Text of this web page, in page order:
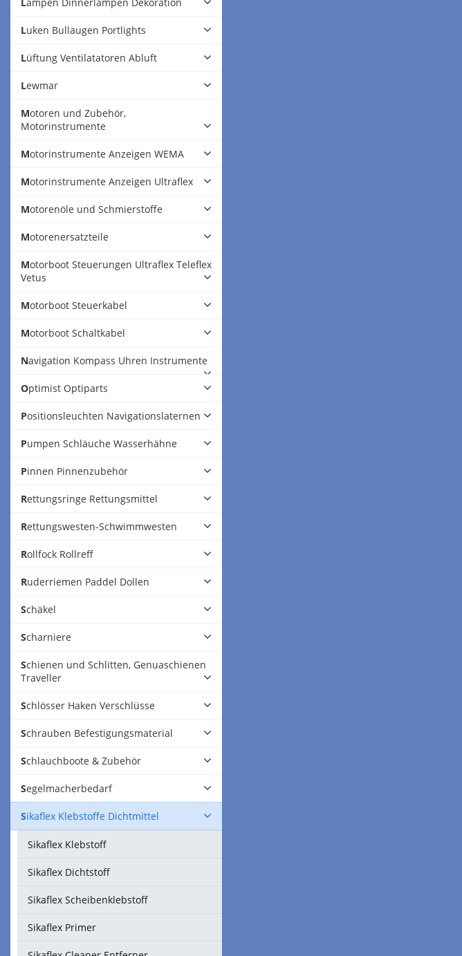
Luken Bullaugen Portlights
Lüftung Ventilatatoren Abluft
Lewmar
Motoren und Zubehör,
Motorinstrumente
Motorinstrumente Anzeigen WEMA
Motorinstrumente Anzeigen Ultraflex
Motorenöle und Schmierstoffe
Motorenersatzteile
Motorboot Steuerungen Ultraflex Teleflex
Vetus
Motorboot Steuerkabel
Motorboot Schaltkabel
Navigation Kompass Uhren Instrumente
Optimist Optiparts
Positionsleuchten Navigationslaternen
Pumpen Schläuche Wasserhähne
Pinnen Pinnenzubehör
Rettungsringe Rettungsmittel
Rettungswesten-Schwimmwesten
Rollfock Rollreff
Ruderriemen Paddel Dollen
Schäkel
Scharniere
Schienen und Schlitten, Genuaschienen
Traveller
Schlösser Haken Verschlüsse
Schrauben Befestigungsmaterial
Schlauchboote & Zubehör
Segelmacherbedarf
Sikaflex Klebstoffe Dichtmittel
Sikaflex Klebstoff
Sikaflex Dichtstoff
Sikaflex Scheibenklebstoff
Sikaflex Primer